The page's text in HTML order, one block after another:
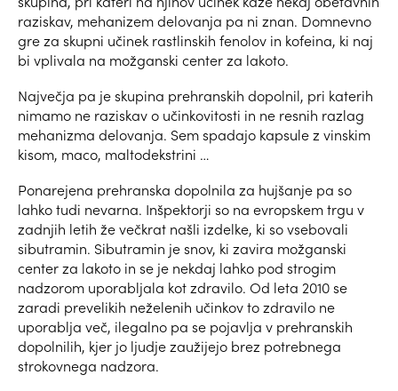
raziskav, mehanizem delovanja pa ni znan. Domnevno
gre za skupni učinek rastlinskih fenolov in kofeina, ki naj
bi vplivala na možganski center za lakoto.
Največja pa je skupina prehranskih dopolnil, pri katerih
nimamo ne raziskav o učinkovitosti in ne resnih razlag
mehanizma delovanja. Sem spadajo kapsule z vinskim
kisom, maco, maltodekstrini …
Ponarejena prehranska dopolnila za hujšanje pa so
lahko tudi nevarna. Inšpektorji so na evropskem trgu v
zadnjih letih že večkrat našli izdelke, ki so vsebovali
sibutramin. Sibutramin je snov, ki zavira možganski
center za lakoto in se je nekdaj lahko pod strogim
nadzorom uporabljala kot zdravilo. Od leta 2010 se
zaradi prevelikih neželenih učinkov to zdravilo ne
uporablja več, ilegalno pa se pojavlja v prehranskih
dopolnilih, kjer jo ljudje zaužijejo brez potrebnega
strokovnega nadzora.